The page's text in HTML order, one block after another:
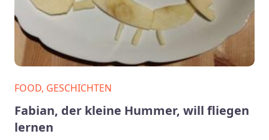
FOOD, GESCHICHTEN
Fabian, der kleine Hummer, will fliegen
lernen